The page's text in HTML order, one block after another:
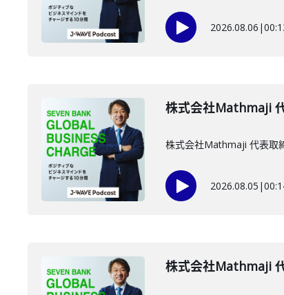
2026.08.06 |
株式会社Mathmaji
株式会社Mathmaji 代表取
2026.08.05 |
株式会社Mathmaji